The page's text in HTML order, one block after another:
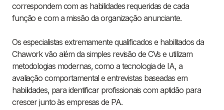
correspondem com as habilidades requeridas de cada
função e com a missão da organização anunciante.
Os especialistas extremamente qualificados e habilitados da
Chawork vão além da simples revisão de CVs e utilizam
metodologias modernas, como a tecnologia de IA, a
avaliação comportamental e entrevistas baseadas em
habilidades, para identificar profissionais com aptidão para
crescer junto às empresas de PA.